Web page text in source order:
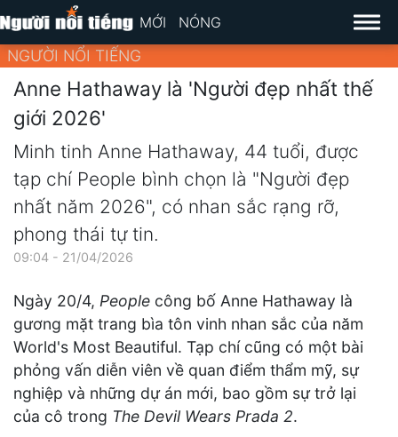
MỚI NÓNG
NGƯỜI NỔI TIẾNG
Anne Hathaway là 'Người đẹp nhất thế
giới 2026'
Minh tinh Anne Hathaway, 44 tuổi, được
tạp chí People bình chọn là "Người đẹp
nhất năm 2026", có nhan sắc rạng rỡ,
phong thái tự tin.
09:04 - 21/04/2026
Ngày 20/4, People công bố Anne Hathaway là
gương mặt trang bìa tôn vinh nhan sắc của năm
World's Most Beautiful. Tạp chí cũng có một bài
phỏng vấn diễn viên về quan điểm thẩm mỹ, sự
nghiệp và những dự án mới, bao gồm sự trở lại
của cô trong The Devil Wears Prada 2.